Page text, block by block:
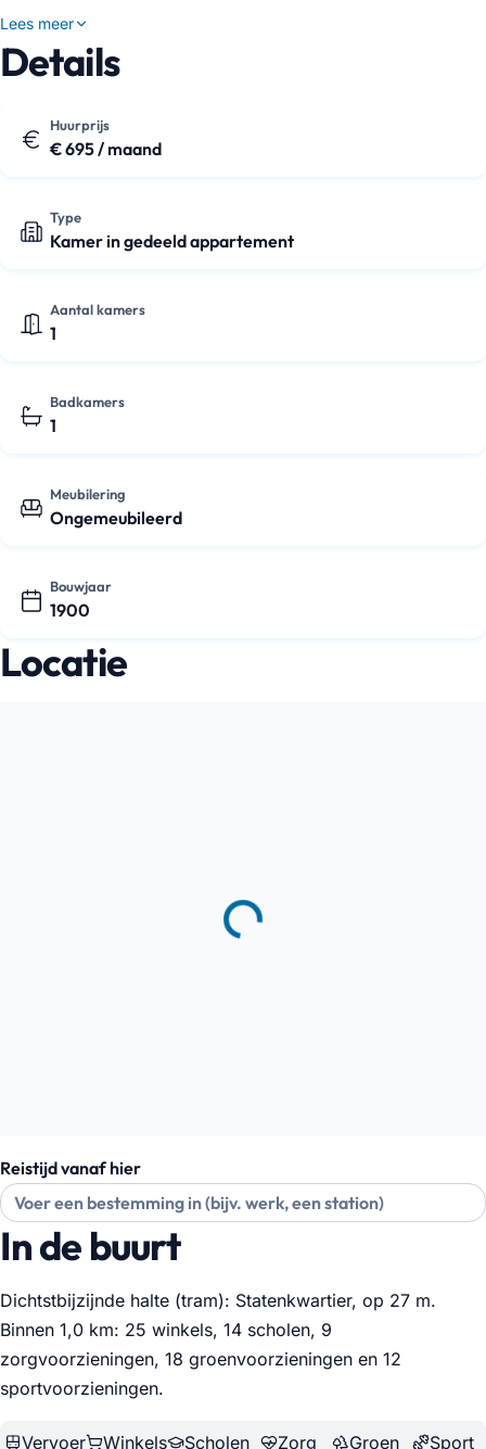
balkon dat direct aan je kamer grenst, fijn om even buiten
te zitten. De ruimte wordt ongemeubileerd verhuurd, dus je
kunt het helemaal naar eigen smaak inrichten.
Je deelt de voorzieningen met twee andere huurders. Er is
een ruime woonkeuken waar diverse inbouwapparatuur
Lees meer
Details
Huurprijs
€ 695 / maand
Type
Kamer in gedeeld appartement
Aantal kamers
1
Badkamers
1
Meubilering
Ongemeubileerd
Bouwjaar
1900
Locatie
Reistijd vanaf hier
In de buurt
Dichtstbijzijnde halte (tram): Statenkwartier, op 27 m.
Binnen 1,0 km: 25 winkels, 14 scholen, 9
zorgvoorzieningen, 18 groenvoorzieningen en 12
sportvoorzieningen.
Vervoer Winkels Scholen Zorg Groen Sport